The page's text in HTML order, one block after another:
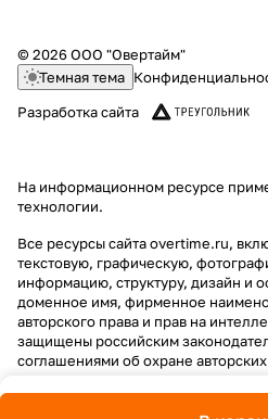
© 2026 ООО "Овертайм"
Темная тема
Разработка сайта
На информационном ресурсе
технологии.
Все ресурсы сайта overtime.ru,
текстовую, графическую,
информацию, структуру, дизайн и
доменное имя, фирменное
авторского права и прав на
защищены российским
соглашениями об охране